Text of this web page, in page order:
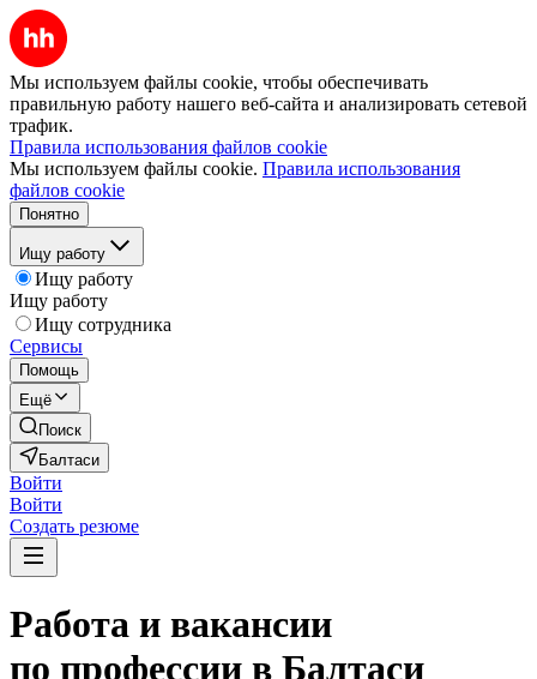
Мы используем файлы cookie, чтобы обеспечивать
правильную работу нашего веб-сайта и анализировать сетевой
трафик.
Правила использования файлов cookie
Мы используем файлы cookie. Правила использования
файлов cookie
Понятно
Ищу работу
Ищу работу
Ищу работу
Ищу сотрудника
Сервисы
Помощь
Ещё
Поиск
Балтаси
Войти
Войти
Создать резюме
Работа и вакансии
по профессии в Балтаси